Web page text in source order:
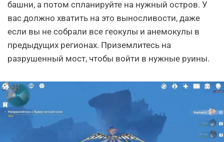
башни, а потом спланируйте на нужный остров. У
вас должно хватить на это выносливости, даже
если вы не собрали все геокулы и анемокулы в
предыдущих регионах. Приземлитесь на
разрушенный мост, чтобы войти в нужные руины.